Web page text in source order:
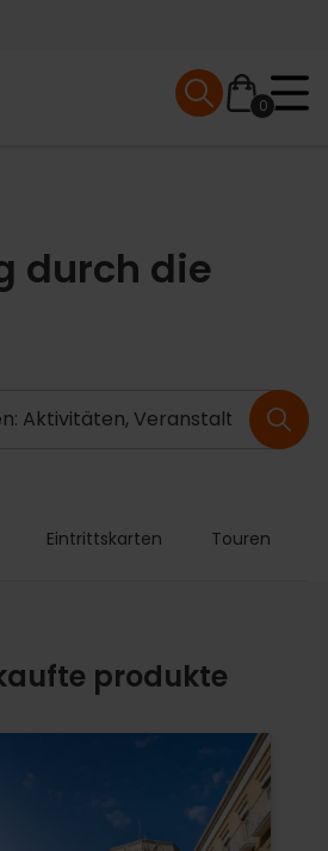
0
Mobile menu
durch die
Eintrittskarten Touren
produkte